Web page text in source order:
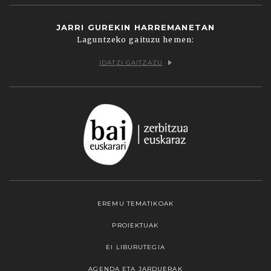
JARRI GUREKIN HARREMANETAN
Laguntzeko gaituzu hemen:
IDATZI GAITZAZU
EREMU TEMATIKOAK
PROIEKTUAK
EI LIBURUTEGIA
AGENDA ETA JARDUERAK